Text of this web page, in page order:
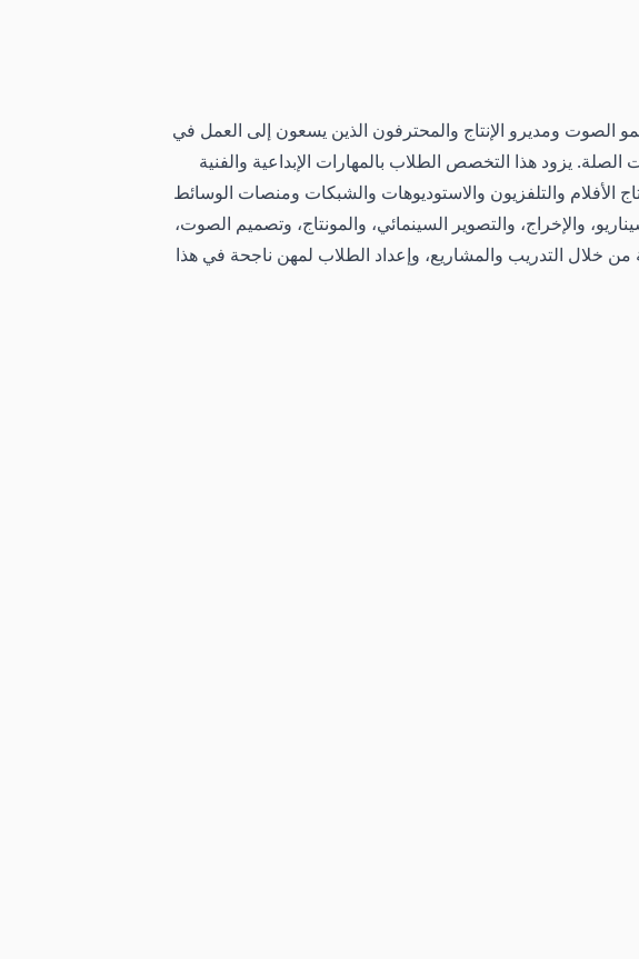
الصوت ومديرو الإنتاج والمحترفون الذين يسعون إلى العمل في
يزود هذا التخصص الطلاب بالمهارات الإبداعية والفنية
الأفلام والتلفزيون والاستوديوهات والشبكات ومنصات الوسائط
والإخراج، والتصوير السينمائي، والمونتاج، وتصميم الصوت،
من خلال التدريب والمشاريع، وإعداد الطلاب لمهن ناجحة في هذا